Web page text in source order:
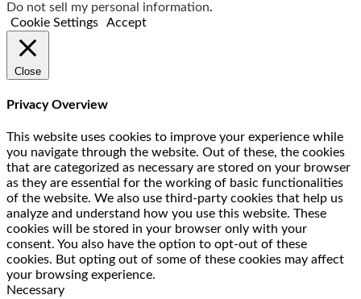
Do not sell my personal information.
Cookie Settings
Accept
Close
Privacy Overview
This website uses cookies to improve your experience while
you navigate through the website. Out of these, the cookies
that are categorized as necessary are stored on your browser
as they are essential for the working of basic functionalities
of the website. We also use third-party cookies that help us
analyze and understand how you use this website. These
cookies will be stored in your browser only with your
consent. You also have the option to opt-out of these
cookies. But opting out of some of these cookies may affect
your browsing experience.
Necessary